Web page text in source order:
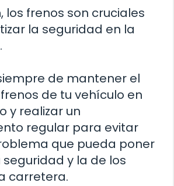
los frenos son cruciales
la seguridad en la
de mantener el
de tu vehículo en
y realizar un
regular para evitar
que pueda poner
y la de los
carretera.